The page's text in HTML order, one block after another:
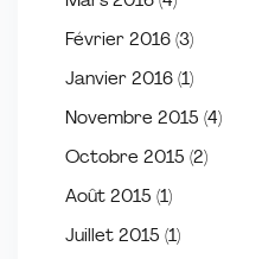
Février 2016 (3)
Janvier 2016 (1)
Novembre 2015 (4)
Octobre 2015 (2)
Août 2015 (1)
Juillet 2015 (1)